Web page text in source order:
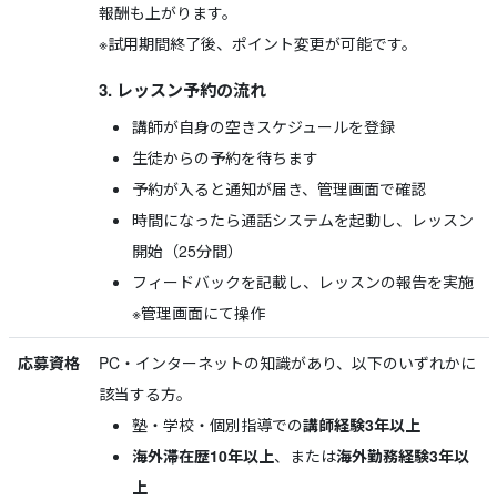
報酬も上がります。
※試用期間終了後、ポイント変更が可能です。
3. レッスン予約の流れ
講師が自身の空きスケジュールを登録
生徒からの予約を待ちます
予約が入ると通知が届き、管理画面で確認
時間になったら通話システムを起動し、レッスン
開始（25分間）
フィードバックを記載し、レッスンの報告を実施
※管理画面にて操作
応募資格
PC・インターネットの知識があり、以下のいずれかに
該当する方。
塾・学校・個別指導での講師経験3年以上
海外滞在歴10年以上、または海外勤務経験3年以
上